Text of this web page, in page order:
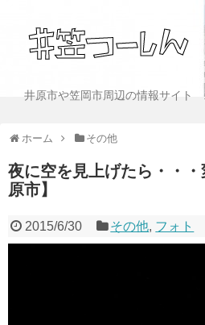
井原市や笠岡市周辺の情報サイト
ホーム その他
夜に空を見上げたら・・
原市】
2015/6/30 その他, フォト